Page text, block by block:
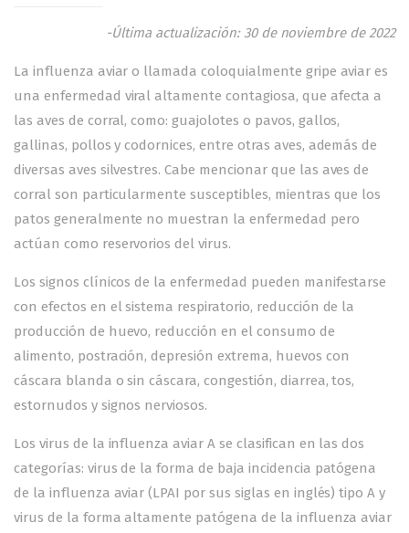
-Última actualización: 30 de noviembre de 2022
La influenza aviar o llamada coloquialmente gripe aviar es
una enfermedad viral altamente contagiosa, que afecta a
las aves de corral, como: guajolotes o pavos, gallos,
gallinas, pollos y codornices, entre otras aves, además de
diversas aves silvestres. Cabe mencionar que las aves de
corral son particularmente susceptibles, mientras que los
patos generalmente no muestran la enfermedad pero
actúan como reservorios del virus.
Los signos clínicos de la enfermedad pueden manifestarse
con efectos en el sistema respiratorio, reducción de la
producción de huevo, reducción en el consumo de
alimento, postración, depresión extrema, huevos con
cáscara blanda o sin cáscara, congestión, diarrea, tos,
estornudos y signos nerviosos.
Los virus de la influenza aviar A se clasifican en las dos
categorías: virus de la forma de baja incidencia patógena
de la influenza aviar (LPAI por sus siglas en inglés) tipo A y
virus de la forma altamente patógena de la influenza aviar